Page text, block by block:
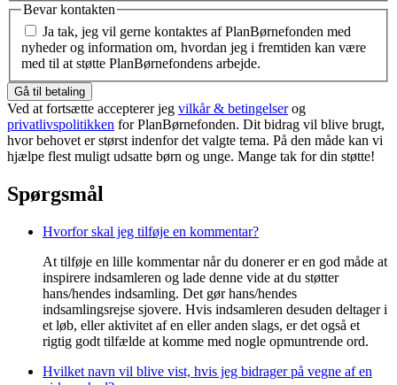
Bevar kontakten
Ja tak, jeg vil gerne kontaktes af PlanBørnefonden med
nyheder og information om, hvordan jeg i fremtiden kan være
med til at støtte PlanBørnefondens arbejde.
Gå til betaling
Ved at fortsætte accepterer jeg vilkår & betingelserog
privatlivspolitikken for PlanBørnefonden. Dit bidrag vil blive brugt,
hvor behovet er størst indenfor det valgte tema. På den måde kan vi
hjælpe flest muligt udsatte børn og unge. Mange tak for din støtte!
Spørgsmål
Hvorfor skal jeg tilføje en kommentar?
At tilføje en lille kommentar når du donerer er en god måde at
inspirere indsamleren og lade denne vide at du støtter
hans/hendes indsamling. Det gør hans/hendes
indsamlingsrejse sjovere. Hvis indsamleren desuden deltager i
et løb, eller aktivitet af en eller anden slags, er det også et
rigtig godt tilfælde at komme med nogle opmuntrende ord.
Hvilket navn vil blive vist, hvis jeg bidrager på vegne af en